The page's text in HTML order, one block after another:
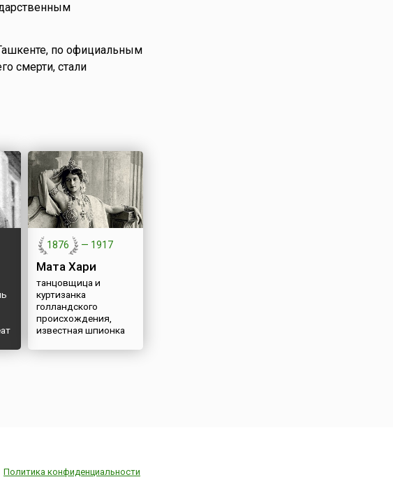
по официальным
смерти, стали
1876 — 1917
Мата Хари
танцовщица и
куртизанка
голландского
происхождения,
известная шпионка
Политика конфиденциальности